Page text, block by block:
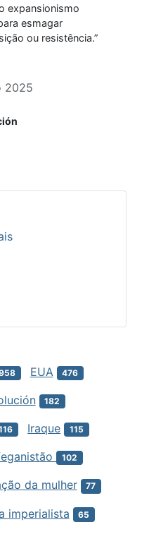
expansionismo
esmagar
ou resistência.”
2025
EUA 476
182
Iraque 115
102
da mulher 77
imperialista 65